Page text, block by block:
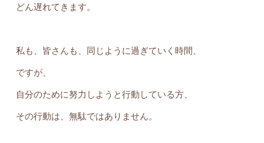
どん遅れてきます。
私も、皆さんも、同じように過ぎていく時間、
ですが、
自分のために努力しようと行動している方、
その行動は、無駄ではありません。